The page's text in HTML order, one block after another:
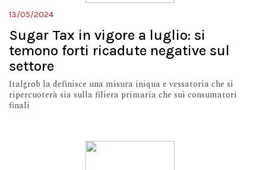
13/05/2024
Sugar Tax in vigore a luglio: si
temono forti ricadute negative sul
settore
Italgrob la definisce una misura iniqua e vessatoria che si
ripercuoterà sia sulla filiera primaria che sui consumatori
finali